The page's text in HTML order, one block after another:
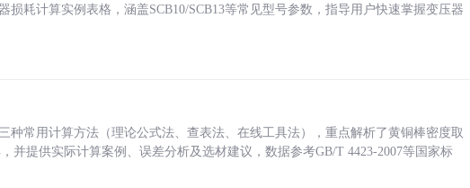
损耗计算实例表格，涵盖SCB10/SCB13等常见型号参数，指导用户快速掌握变压器
种常用计算方法（理论公式法、查表法、在线工具法），重点解析了黄铜棒密度取
并提供实际计算案例、误差分析及选材建议，数据参考GB/T 4423-2007等国家标